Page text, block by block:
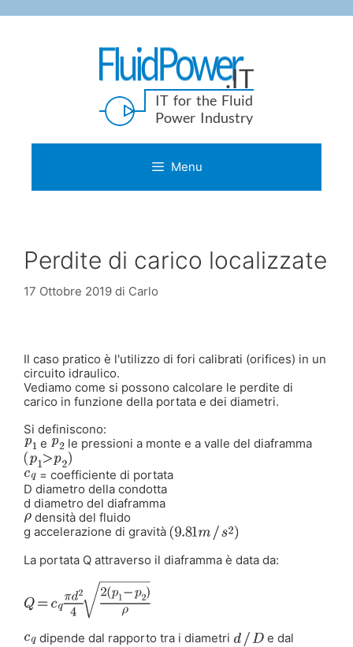
al
Menu
Perdite di carico localizzate
17 Ottobre 2019 di Carlo
Il caso pratico è l'utilizzo di fori calibrati (orifices) in un
circuito idraulico.
Vediamo come si possono calcolare le perdite di
carico in funzione della portata e dei diametri.
Si definiscono:
e
le pressioni a monte e a valle del diaframma
= coefficiente di portata
D diametro della condotta
d diametro del diaframma
densità del fluido
g accelerazione di gravità
La portata Q attraverso il diaframma è data da:
dipende dal rapporto tra i diametri
e dal